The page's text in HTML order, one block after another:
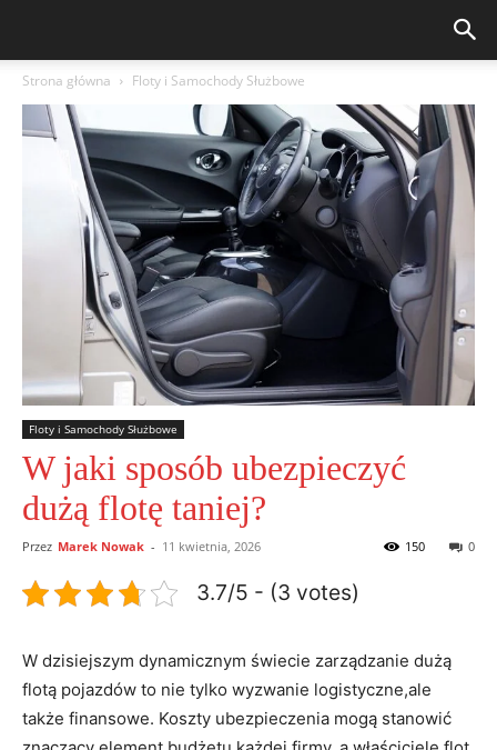
Strona główna Floty i Samochody Służbowe
Floty i Samochody Służbowe
W jaki sposób ubezpieczyć
dużą flotę taniej?
Przez Marek Nowak - 11 kwietnia, 2026 0
150
3.7/5 - (3 votes)
W dzisiejszym dynamicznym świecie zarządzanie dużą
flotą pojazdów to nie tylko wyzwanie logistyczne,ale
także finansowe. Koszty ubezpieczenia mogą stanowić